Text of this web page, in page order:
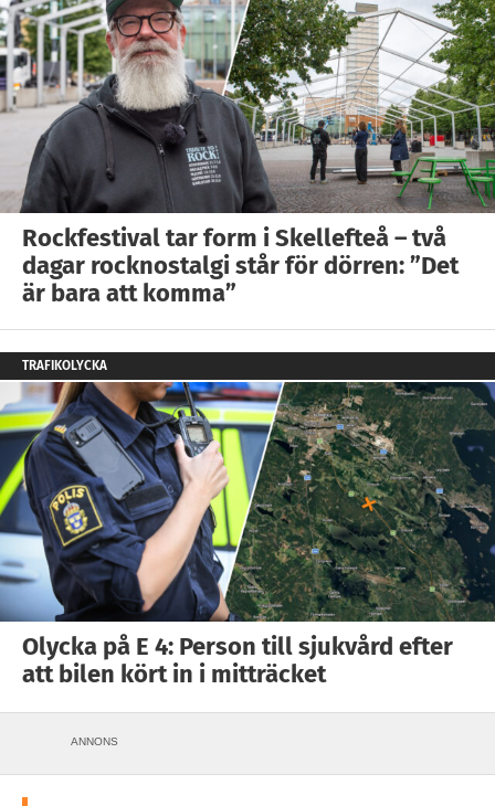
Rockfestival tar form i Skellefteå – två
dagar rocknostalgi står för dörren: ”Det
är bara att komma”
TRAFIKOLYCKA
Olycka på E 4: Person till sjukvård efter
att bilen kört in i mitträcket
ANNONS